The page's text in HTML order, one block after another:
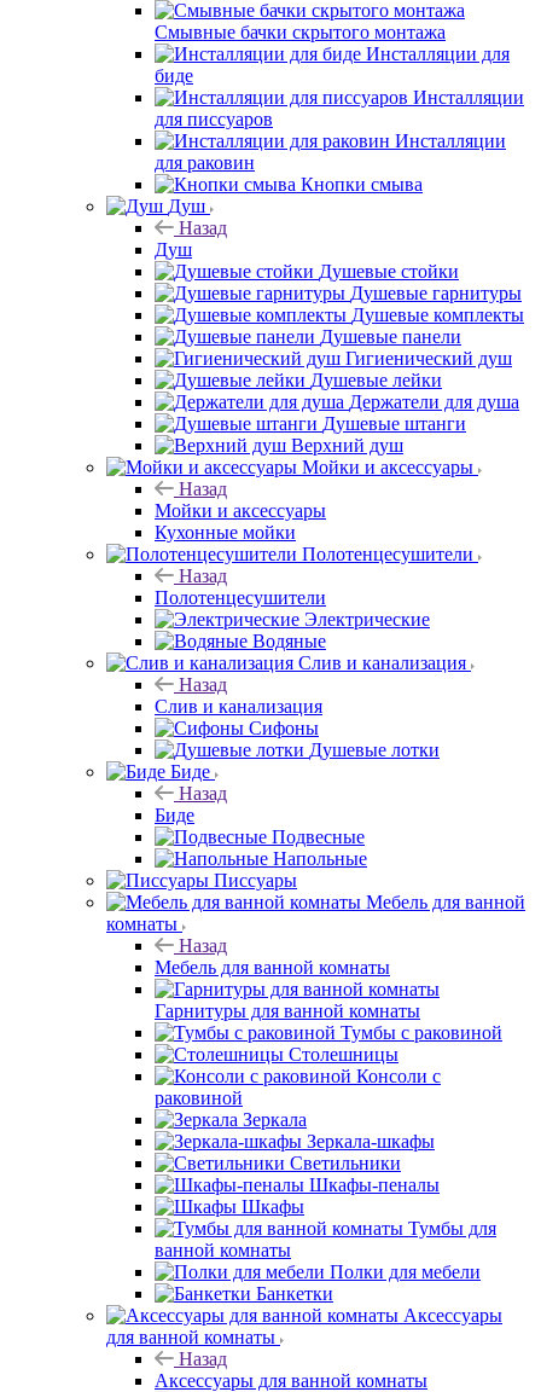
Смывные бачки скрытого монтажа
Инсталляции для
биде
Инсталляции
для писсуаров
Инсталляции
для раковин
Кнопки смыва
Душ
Назад
Душ
Душевые стойки
Душевые гарнитуры
Душевые комплекты
Душевые панели
Гигиенический душ
Душевые лейки
Держатели для душа
Душевые штанги
Верхний душ
Мойки и аксессуары
Назад
Мойки и аксессуары
Кухонные мойки
Полотенцесушители
Назад
Полотенцесушители
Электрические
Водяные
Слив и канализация
Назад
Слив и канализация
Сифоны
Душевые лотки
Биде
Назад
Биде
Подвесные
Напольные
Писсуары
Мебель для ванной
комнаты
Назад
Мебель для ванной комнаты
Гарнитуры для ванной комнаты
Тумбы с раковиной
Столешницы
Консоли с
раковиной
Зеркала
Зеркала-шкафы
Светильники
Шкафы-пеналы
Шкафы
Тумбы для
ванной комнаты
Полки для мебели
Банкетки
Аксессуары
для ванной комнаты
Назад
Аксессуары для ванной комнаты